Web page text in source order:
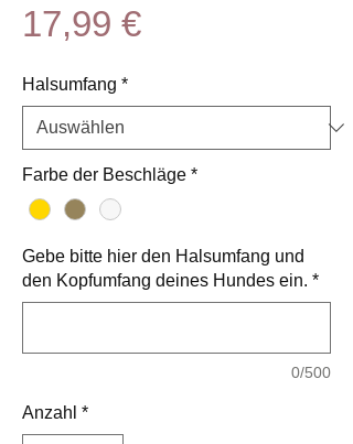
17,99 €Preis
Halsumfang *
Farbe der Beschläge *
Gebe bitte hier den Halsumfang und
den Kopfumfang deines Hundes ein. *
0/500
Anzahl *